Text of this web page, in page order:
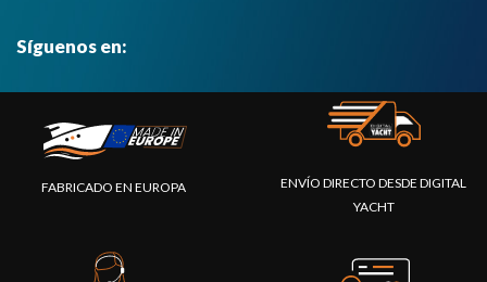
Síguenos en:
FABRICADO EN EUROPA
ENVÍO DIRECTO DESDE DIGITAL
YACHT